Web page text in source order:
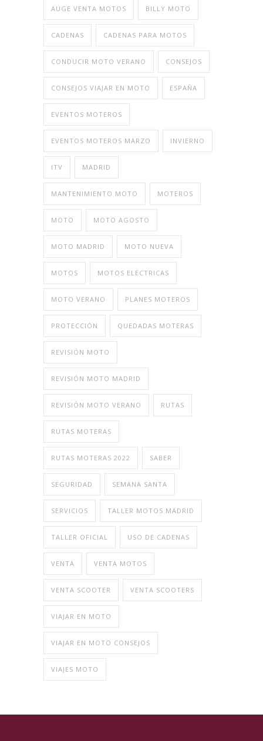
AUGE VENTA MOTOS BILLY MOTO
CADENAS CADENAS PARA MOTOS
CONDUCIR MOTO VERANO CONSEJOS
CONSEJOS VIAJAR EN MOTO ESPAÑA
EVENTOS MOTEROS
EVENTOS MOTEROS MARZO INVIERNO
ITV MADRID
MANTENIMIENTO MOTO MOTEROS
MOTO MOTO AGOSTO
MOTO MADRID MOTO NUEVA
MOTOS MOTOS ELECTRICAS
MOTO VERANO PLANES MOTEROS
PROTECCIÓN QUEDADAS MOTERAS
REVISIÓN MOTO
REVISIÓN MOTO MADRID
REVISIÓN MOTO VERANO RUTAS
RUTAS MOTERAS
RUTAS MOTERAS 2022 SABER
SEGURIDAD SEMANA SANTA
SERVICIOS TALLER MOTOS MADRID
TALLER OFICIAL USO DE CADENAS
VENTA VENTA MOTOS
VENTA SCOOTER VENTA SCOOTERS
VIAJAR EN MOTO
VIAJAR EN MOTO CONSEJOS
VIAJES MOTO